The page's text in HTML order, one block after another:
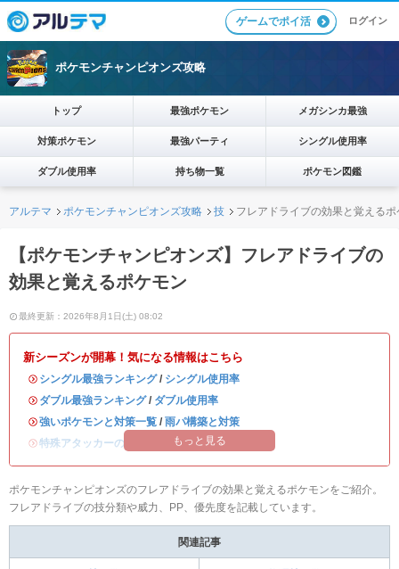
ゲームでポイ活 ログイン
ポケモンチャンピオンズ攻略
トップ 最強ポケモン メガシンカ最強
対策ポケモン 最強パーティ シングル使用率
ダブル使用率 持ち物一覧 ポケモン図鑑
アルテマ ポケモンチャンピオンズ攻略 技 フレアドライブの効果と覚えるポ
【ポケモンチャンピオンズ】フレアドライブの
効果と覚えるポケモン
最終更新：2026年8月1日(土) 08:02
新シーズンが開幕！気になる情報はこちら
・ シングル最強ランキング/ シングル使用率
・ ダブル最強ランキング/ ダブル使用率
・強いポケモンと対策一覧 / 雨パ構築と対策
・特殊アタッカーのおすすめランキング
もっと見る
ポケモンチャンピオンズのフレアドライブの効果と覚えるポケモンをご紹介。
フレアドライブの技分類や威力、PP、優先度を記載しています。
関連記事